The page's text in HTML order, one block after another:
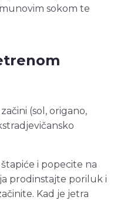
sokom te
(sol, origano,
i popecite na
prodinstajte poriluk i
Kad je jetra